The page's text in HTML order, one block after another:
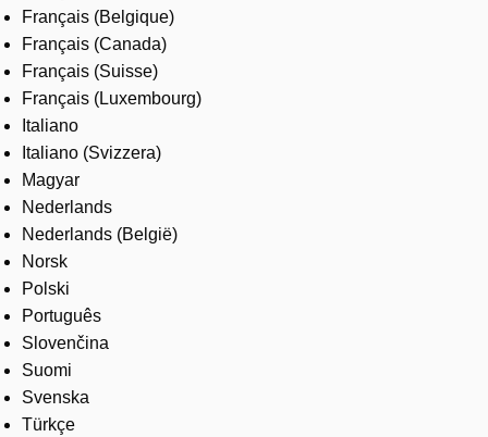
Français (Belgique)
Français (Canada)
Français (Suisse)
Français (Luxembourg)
Italiano
Italiano (Svizzera)
Magyar
Nederlands
Nederlands (België)
Norsk
Polski
Português
Slovenčina
Suomi
Svenska
Türkçe